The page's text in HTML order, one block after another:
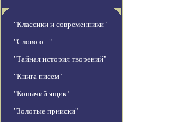
"Классики и современники"
"Слово о..."
"Тайная история творений"
"Книга писем"
"Кошачий ящик"
"Золотые прииски"